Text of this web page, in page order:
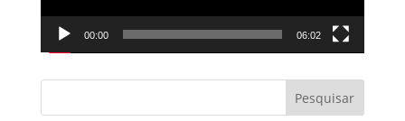
00:00 06:02